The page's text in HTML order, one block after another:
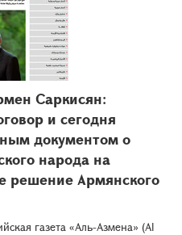
Саркисян:
и сегодня
документом о
народа на
решение Армянского
газета «Аль-Азмена» (Al